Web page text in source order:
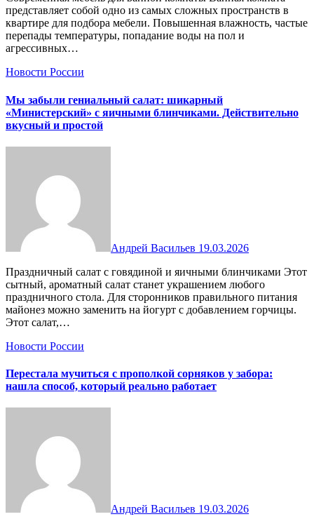
представляет собой одно из самых сложных пространств в
квартире для подбора мебели. Повышенная влажность, частые
перепады температуры, попадание воды на пол и
агрессивных…
Новости России
Мы забыли гениальный салат: шикарный
«Министерский» с яичными блинчиками. Действительно
вкусный и простой
Андрей Васильев 19.03.2026
Праздничный салат с говядиной и яичными блинчиками Этот
сытный, ароматный салат станет украшением любого
праздничного стола. Для сторонников правильного питания
майонез можно заменить на йогурт с добавлением горчицы.
Этот салат,…
Новости России
Перестала мучиться с прополкой сорняков у забора:
нашла способ, который реально работает
Андрей Васильев 19.03.2026